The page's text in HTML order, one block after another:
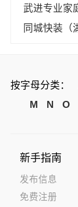
按字母分类：
M
N O
新手指南
发布信息
免费注册